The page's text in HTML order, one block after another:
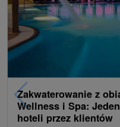
Zakwaterowanie z
Wellness i Spa:
hoteli przez klientów